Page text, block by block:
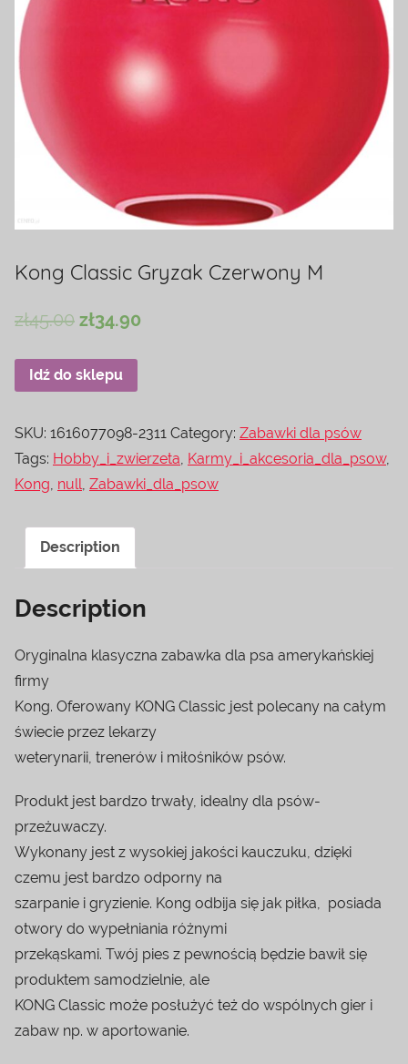
Kong Classic Gryzak Czerwony M
zł45.00 zł34.90
Idź do sklepu
SKU: 1616077098-2311 Category: Zabawki dla psów
Tags: Hobby_i_zwierzeta, Karmy_i_akcesoria_dla_psow,
Kong, null, Zabawki_dla_psow
Description
Description
Oryginalna klasyczna zabawka dla psa amerykańskiej
firmy
Kong. Oferowany KONG Classic jest polecany na całym
świecie przez lekarzy
weterynarii, trenerów i miłośników psów.
Produkt jest bardzo trwały, idealny dla psów-
przeżuwaczy.
Wykonany jest z wysokiej jakości kauczuku, dzięki
czemu jest bardzo odporny na
szarpanie i gryzienie. Kong odbija się jak piłka, posiada
otwory do wypełniania różnymi
przekąskami. Twój pies z pewnością będzie bawił się
produktem samodzielnie, ale
KONG Classic może posłużyć też do wspólnych gier i
zabaw np. w aportowanie.